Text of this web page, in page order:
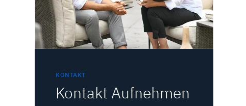
KONTAKT
Kontakt Aufnehmen